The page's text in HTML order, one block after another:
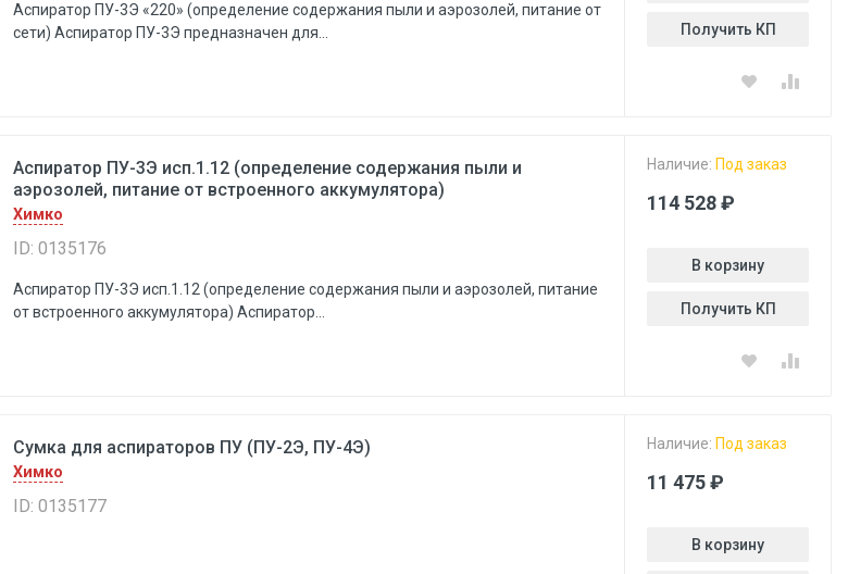
Аспиратор ПУ-3Э «220» (определение содержания пыли и аэрозолей, питание от
сети) Аспиратор ПУ-3Э предназначен для...
Получить КП
Аспиратор ПУ-3Э исп.1.12 (определение содержания пыли и
аэрозолей, питание от встроенного аккумулятора)
Химко
ID: 0135176
Аспиратор ПУ-3Э исп.1.12 (определение содержания пыли и аэрозолей, питание
от встроенного аккумулятора) Аспиратор...
Наличие: Под заказ
114 528 ₽
В корзину
Получить КП
Сумка для аспираторов ПУ (ПУ-2Э, ПУ-4Э)
Химко
ID: 0135177
Наличие: Под заказ
11 475 ₽
В корзину